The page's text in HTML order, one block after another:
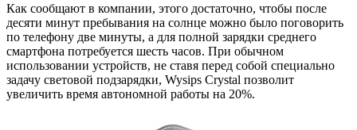
Как сообщают в компании, этого достаточно, чтобы после
десяти минут пребывания на солнце можно было поговорить
по телефону две минуты, а для полной зарядки среднего
смартфона потребуется шесть часов. При обычном
использовании устройств, не ставя перед собой специально
задачу световой подзарядки, Wysips Crystal позволит
увеличить время автономной работы на 20%.